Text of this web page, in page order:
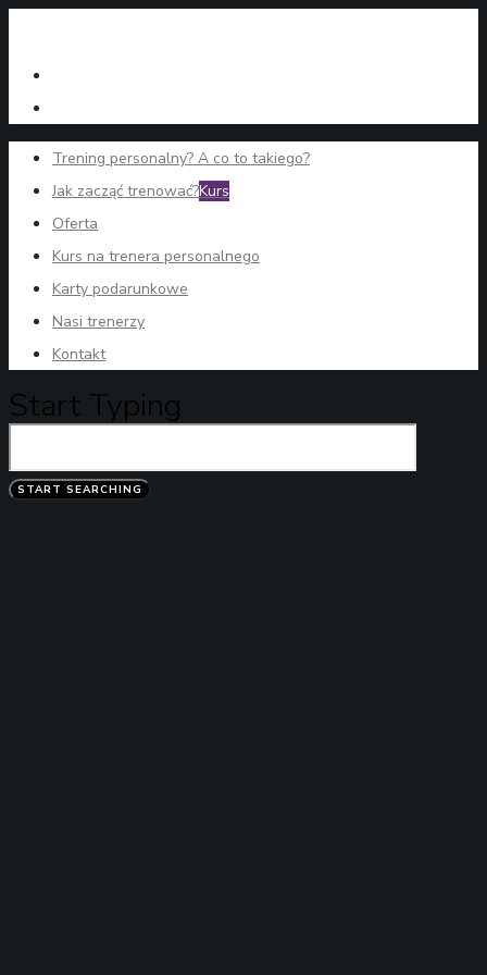
Trening personalny? A co to takiego?
Jak zacząć trenować?Kurs
Oferta
Kurs na trenera personalnego
Karty podarunkowe
Nasi trenerzy
Kontakt
Start Typing